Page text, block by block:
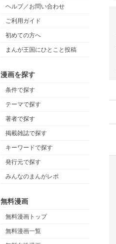
ヘルプ／お問い合わせ
ご利用ガイド
初めての方へ
まんが王国にひとこと投稿
漫画を探す
条件で探す
テーマで探す
著者で探す
掲載雑誌で探す
キーワードで探す
発行元で探す
みんなのまんがレポ
無料漫画
無料漫画トップ
無料漫画一覧